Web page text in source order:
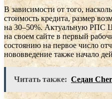
В зависимости от того,
стоимость кредита, размер
на 30–50%. Актуальную РПС
на своем сайте в первый
состоянию на первое число
нововведение также начало
Читать также: Седан